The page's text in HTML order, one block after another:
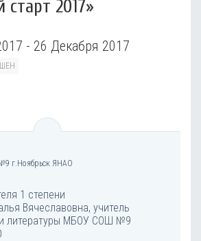
2017»
- 26 Декабря 2017
г.Ноябрьск ЯНАО
1 степени
Вячеславовна, учитель
и литературы МБОУ СОШ №9